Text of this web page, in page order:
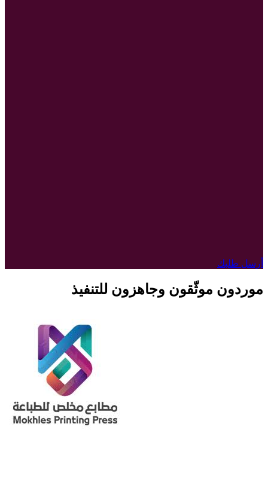
أرسل طلبك
موردون موثّقون وجاهزون للتنفيذ